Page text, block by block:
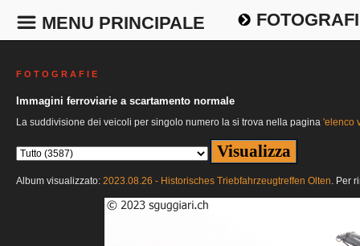
MENU PRINCIPALE
F O T O G R A F I E
Immagini ferroviarie a scartamento normale
La suddivisione dei veicoli per singolo numero la si trova nella pagina 'elenco
Album visualizzato: 2023.08.26 - Historisches Triebfahrzeugtreffen Olten. Per